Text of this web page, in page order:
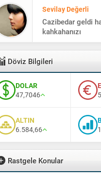
Sevilay Değerli
Cazibedar geldi
kahkahanızı
Yeşim Doğru
Hangisi daha
olan mı konforu
Döviz Bilgileri
DOLAR
47,7046
ALTIN
6.584,66
Rastgele Konular